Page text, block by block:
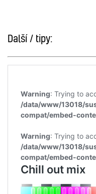
Další / tipy: